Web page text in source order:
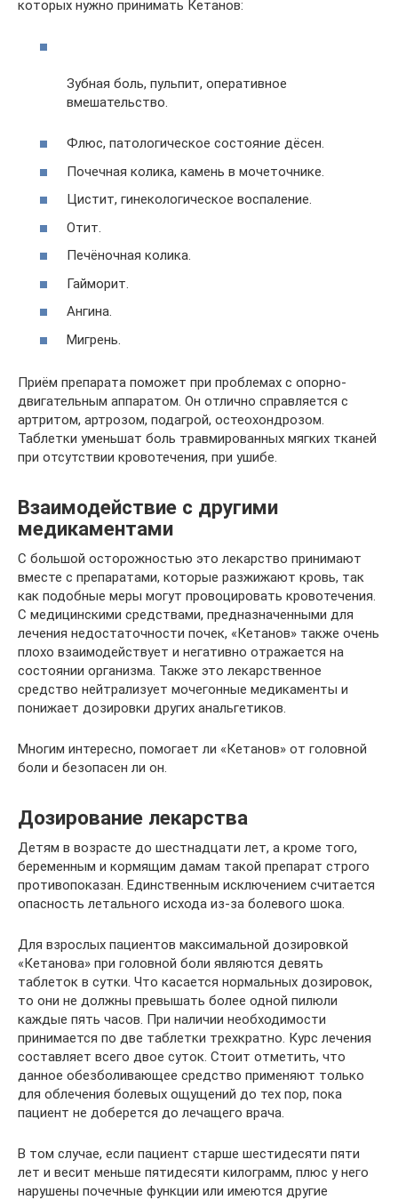
которых нужно принимать Кетанов:
Зубная боль, пульпит, оперативное
вмешательство.
Флюс, патологическое состояние дёсен.
Почечная колика, камень в мочеточнике.
Цистит, гинекологическое воспаление.
Отит.
Печёночная колика.
Гайморит.
Ангина.
Мигрень.
Приём препарата поможет при проблемах с опорно-
двигательным аппаратом. Он отлично справляется с
артритом, артрозом, подагрой, остеохондрозом.
Таблетки уменьшат боль травмированных мягких тканей
при отсутствии кровотечения, при ушибе.
Взаимодействие с другими
медикаментами
С большой осторожностью это лекарство принимают
вместе с препаратами, которые разжижают кровь, так
как подобные меры могут провоцировать кровотечения.
С медицинскими средствами, предназначенными для
лечения недостаточности почек, «Кетанов» также очень
плохо взаимодействует и негативно отражается на
состоянии организма. Также это лекарственное
средство нейтрализует мочегонные медикаменты и
понижает дозировки других анальгетиков.
Многим интересно, помогает ли «Кетанов» от головной
боли и безопасен ли он.
Дозирование лекарства
Детям в возрасте до шестнадцати лет, а кроме того,
беременным и кормящим дамам такой препарат строго
противопоказан. Единственным исключением считается
опасность летального исхода из-за болевого шока.
Для взрослых пациентов максимальной дозировкой
«Кетанова» при головной боли являются девять
таблеток в сутки. Что касается нормальных дозировок,
то они не должны превышать более одной пилюли
каждые пять часов. При наличии необходимости
принимается по две таблетки трехкратно. Курс лечения
составляет всего двое суток. Стоит отметить, что
данное обезболивающее средство применяют только
для облечения болевых ощущений до тех пор, пока
пациент не доберется до лечащего врача.
В том случае, если пациент старше шестидесяти пяти
лет и весит меньше пятидесяти килограмм, плюс у него
нарушены почечные функции или имеются другие